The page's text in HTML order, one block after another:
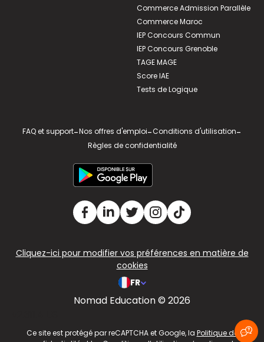
Commerce Admission Parallèle
Commerce Maroc
IEP Concours Commun
IEP Concours Grenoble
TAGE MAGE
Score IAE
Tests de Logique
FAQ et support-Nos offres d'emploi-Conditions d'utilisation-
Règles de confidentialité
Cliquez-ici pour modifier vos préférences en matière de
cookies
FR
Nomad Education © 2026
Ce site est protégé par reCAPTCHA et Google, la Politique de